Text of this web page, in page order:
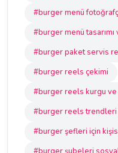
#burger menü
#burger menü
#burger paket servis
#burger reels çekimi
#burger reels kurgu ve
#burger reels trendleri
#burger şefleri için